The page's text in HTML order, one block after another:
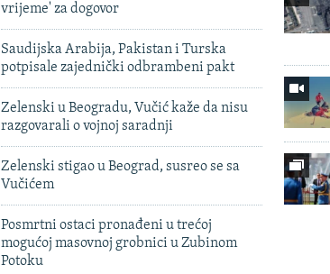
vrijeme' za dogovor
Saudijska Arabija, Pakistan i Turska
potpisale zajednički odbrambeni pakt
Zelenski u Beogradu, Vučić kaže da nisu
razgovarali o vojnoj saradnji
Zelenski stigao u Beograd, susreo se sa
Vučićem
Posmrtni ostaci pronađeni u trećoj
mogućoj masovnoj grobnici u Zubinom
Potoku